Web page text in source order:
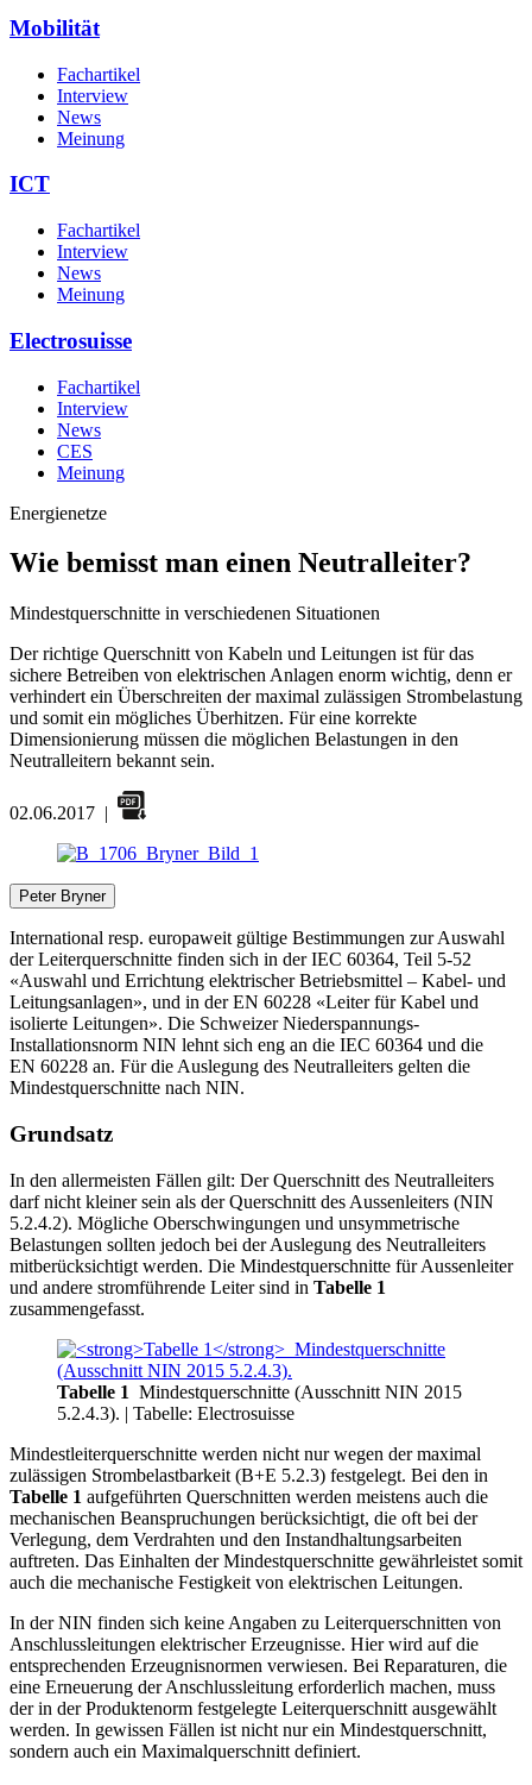
Mobilität
Fachartikel
Interview
News
Meinung
ICT
Fachartikel
Interview
News
Meinung
Electrosuisse
Fachartikel
Interview
News
CES
Meinung
Energienetze
Wie bemisst man einen Neutralleiter?
Mindestquerschnitte in verschiedenen Situationen
Der richtige Querschnitt von Kabeln und Leitungen ist für das
sichere Betreiben von elektrischen Anlagen enorm wichtig, denn er
verhindert ein Überschreiten der maximal zulässigen Strombelastung
und somit ein mögliches Überhitzen. Für eine korrekte
Dimensionierung müssen die möglichen Belastungen in den
Neutralleitern bekannt sein.
02.06.2017 |
Peter Bryner
International resp. europaweit gültige Bestimmungen zur Auswahl
der Leiterquerschnitte finden sich in der IEC 60364, Teil 5-52
«Auswahl und Errichtung elektrischer Betriebsmittel – Kabel- und
Leitungsanlagen», und in der EN 60228 «Leiter für Kabel und
isolierte Leitungen». Die Schweizer Niederspannungs-
Installationsnorm NIN lehnt sich eng an die IEC 60364 und die
EN 60228 an. Für die Auslegung des Neutralleiters gelten die
Mindestquerschnitte nach NIN.
Grundsatz
In den allermeisten Fällen gilt: Der Querschnitt des Neutralleiters
darf nicht kleiner sein als der Querschnitt des Aussenleiters (NIN
5.2.4.2). Mögliche Oberschwingungen und unsymmetrische
Belastungen sollten jedoch bei der Auslegung des Neutralleiters
mitberücksichtigt werden. Die Mindestquerschnitte für Aussenleiter
und andere stromführende Leiter sind in Tabelle 1
zusammengefasst.
Tabelle 1 Mindestquerschnitte (Ausschnitt NIN 2015
5.2.4.3). | Tabelle: Electrosuisse
Mindestleiterquerschnitte werden nicht nur wegen der maximal
zulässigen Strombelastbarkeit (B+E 5.2.3) festgelegt. Bei den in
Tabelle 1 aufgeführten Querschnitten werden meistens auch die
mechanischen Beanspruchungen berücksichtigt, die oft bei der
Verlegung, dem Verdrahten und den Instandhaltungsarbeiten
auftreten. Das Einhalten der Mindestquerschnitte gewährleistet somit
auch die mechanische Festigkeit von elektrischen Leitungen.
In der NIN finden sich keine Angaben zu Leiterquerschnitten von
Anschlussleitungen elektrischer Erzeugnisse. Hier wird auf die
entsprechenden Erzeugnisnormen verwiesen. Bei Reparaturen, die
eine Erneuerung der Anschlussleitung erforderlich machen, muss
der in der Produktenorm festgelegte Leiterquerschnitt ausgewählt
werden. In gewissen Fällen ist nicht nur ein Mindestquerschnitt,
sondern auch ein Maximalquerschnitt definiert.